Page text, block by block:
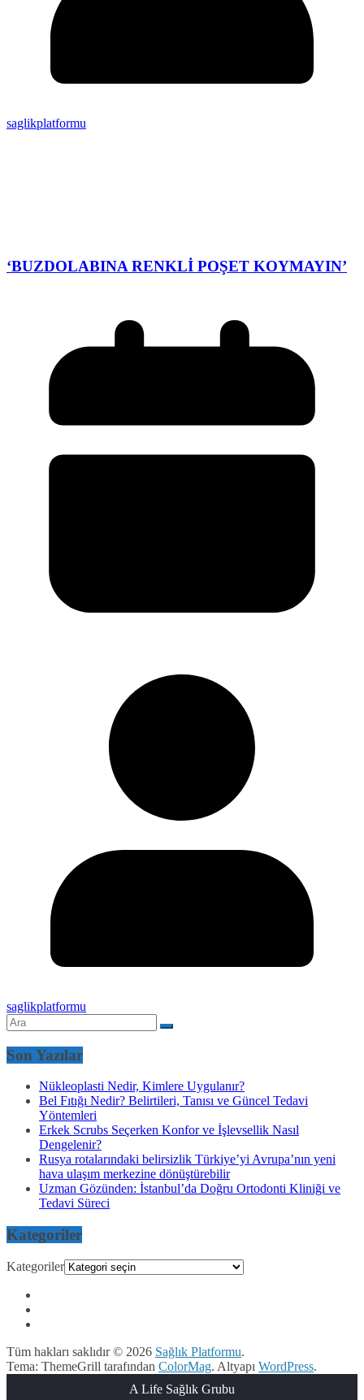
saglikplatformu
‘BUZDOLABINA RENKLİ POŞET KOYMAYIN’
saglikplatformu
Son Yazılar
Nükleoplasti Nedir, Kimlere Uygulanır?
Bel Fıtığı Nedir? Belirtileri, Tanısı ve Güncel Tedavi
Yöntemleri
Erkek Scrubs Seçerken Konfor ve İşlevsellik Nasıl
Dengelenir?
Rusya rotalarındaki belirsizlik Türkiye’yi Avrupa’nın yeni
hava ulaşım merkezine dönüştürebilir
Uzman Gözünden: İstanbul’da Doğru Ortodonti Kliniği ve
Tedavi Süreci
Kategoriler
Kategoriler
Tüm hakları saklıdır © 2026 Sağlık Platformu.
Tema: ThemeGrill tarafından ColorMag. Altyapı WordPress.
A Life Sağlık Grubu